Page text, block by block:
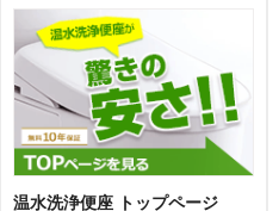
温水洗浄便座 トップページ